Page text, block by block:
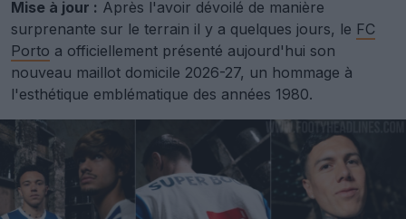
Mise à jour : Après l'avoir dévoilé de manière
surprenante sur le terrain il y a quelques jours, le FC
Porto a officiellement présenté aujourd'hui son
nouveau maillot domicile 2026-27, un hommage à
l'esthétique emblématique des années 1980.